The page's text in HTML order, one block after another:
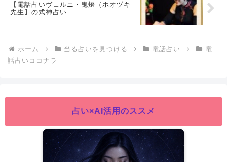
【電話占いヴェルニ・鬼燈（ホオヅキ
先生】の式神占い
ホーム 当る占いを見つける 電話占い
電
話占いココナラ
占い×AI活用のススメ